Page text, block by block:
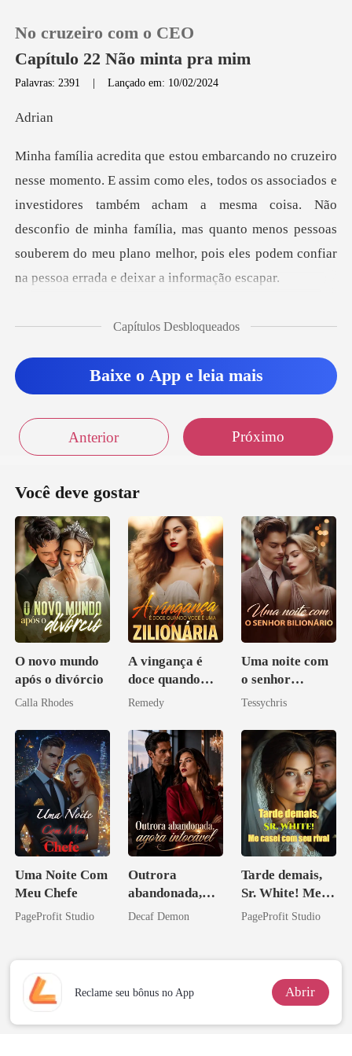
Loja
Histórico
Sair
No cruzeiro com o CEO
Capítulo 22 Não minta pra mim
Palavras: 2391 |Lançado em: 10/02/2024
ri
ciados e
investidores também acham a mesma coisa. Não
desconfio de minha família, mas quanto menos pess
Capítulos Desbloqueados
Baixe o App e leia mais
Anterior Próximo
Você deve gostar
O novo mundo
após o divórcio
Calla Rhodes
A vingança é
doce quando
você é uma
Remedy
Uma noite com
o senhor
Bilionário
Tessychris
Uma Noite Com
Meu Chefe
PageProfit Studio
Outrora
abandonada,
agora intocável
Decaf Demon
Tarde demais,
Sr. White! Me
casei com seu
PageProfit Studio
Reclame seu bônus no App Abrir